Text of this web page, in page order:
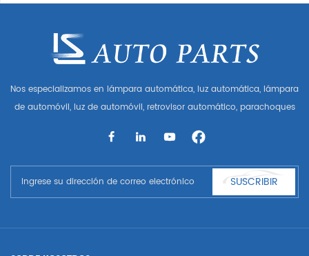
Nos especializamos en lámpara automática, luz automática, lámpara
de automóvil, luz de automóvil, retrovisor automático, parachoques
automático, parte del cuerpo automática, etc. y accesorios de
Benz, BMW
SUSCRIBIR